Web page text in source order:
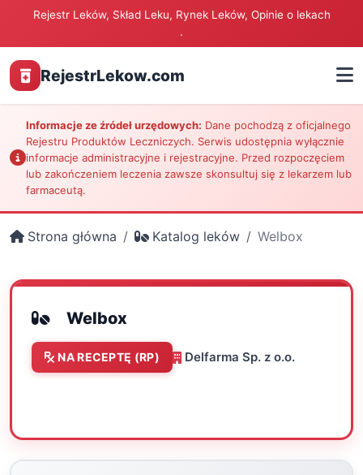
Rejestr Leków, Skład Leku, Rynek Leków, Opinie o lekach
.
RejestrLekow.com
Informacje ze źródeł urzędowych: Dane pochodzą z oficjalnego
Rejestru Produktów Leczniczych. Serwis udostępnia wyłącznie
informacje administracyjne i rejestracyjne. Przed rozpoczęciem
lub zakończeniem leczenia zawsze skonsultuj się z lekarzem lub
farmaceutą.
Strona główna Katalog leków Welbox
Welbox
NA RECEPTĘ (RP) Delfarma Sp. z o.o.